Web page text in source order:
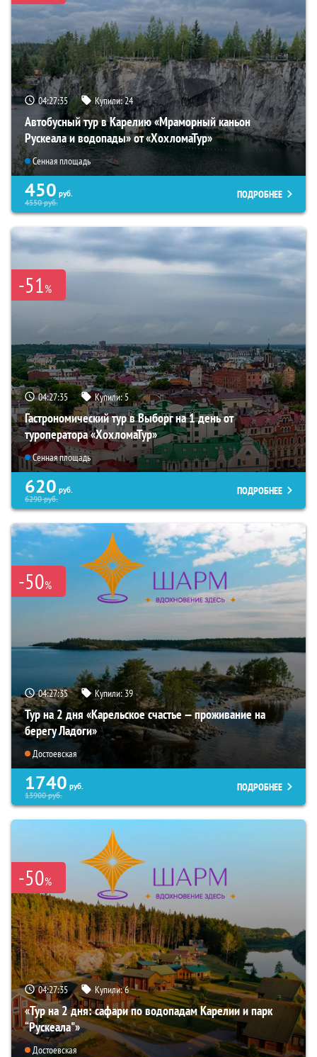
04:27:34 Купили:24
Автобусный тур в Карелию «Мраморный каньон
Рускеала и водопады» от «ХохломаТур»
Сенная площадь
450 руб.
4550руб.
ПОДРОБНЕЕ
-51%
04:27:34 Купили:5
Гастрономический тур в Выборг на 1 день от
туроператора «ХохломаТур»
Сенная площадь
620 руб.
6290руб.
ПОДРОБНЕЕ
-50%
04:27:34 Купили:39
Тур на 2 дня «Карельское счастье — проживание на
берегу Ладоги»
Достоевская
1740 руб.
13900руб.
ПОДРОБНЕЕ
-50%
04:27:34 Купили:6
«Тур на 2 дня: сафари по водопадам Карелии и парк
“Рускеала"»
Достоевская